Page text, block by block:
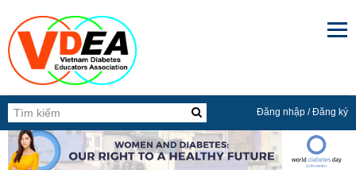
 Đăng nhập/Đăng ký